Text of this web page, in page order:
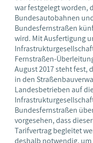
war festgelegt worden,
Bundesautobahnen
Bundesfernstraßen
wird. Mit Ausfertigung
Fernstraßen-
August 2017 steht fest,
in den
Landesbetrieben auf
Bundesfernstraßen
vorgesehen, dass
Tarifvertrag begleitet
deshalb notwendig,